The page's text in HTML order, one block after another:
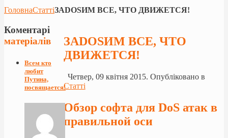
ГоловнаСтаттіЗАDOSИМ ВСЕ, ЧТО ДВИЖЕТСЯ!
ЗАDOSИМ ВСЕ, ЧТО
ДВИЖЕТСЯ!
Четвер, 09 квітня 2015. Опубліковано в
Статті
Обзор софта для DoS атак в
правильной оси
Коментарі
матеріалів
Всем кто
любит
Путина,
посвящается!